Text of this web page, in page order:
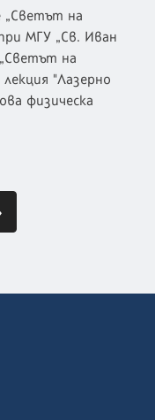
„Светът на
МГУ „Св. Иван
на
"Лазерно
физическа